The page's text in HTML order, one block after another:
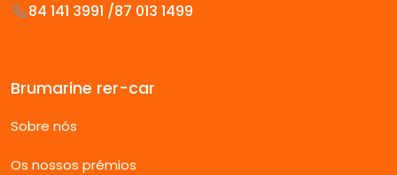
84 141 3991 /87 013 1499
Brumarine rer-car
Sobre nós
Os nossos prémios